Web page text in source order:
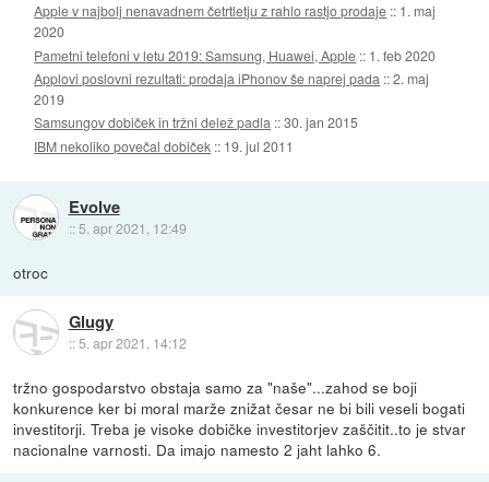
Apple v najbolj nenavadnem četrtletju z rahlo rastjo prodaje :: 1. maj
2020
Pametni telefoni v letu 2019: Samsung, Huawei, Apple :: 1. feb 2020
Applovi poslovni rezultati: prodaja iPhonov še naprej pada ::2. maj
2019
Samsungov dobiček in tržni delež padla ::30. jan 2015
IBM nekoliko povečal dobiček :: 19. jul 2011
Evolve
:: 5. apr 2021, 12:49
otroc
Glugy
::5. apr 2021, 14:12
tržno gospodarstvo obstaja samo za "naše"...zahod se boji
konkurence ker bi moral marže znižat česar ne bi bili veseli bogati
investitorji. Treba je visoke dobičke investitorjev zaščitit..to je stvar
nacionalne varnosti. Da imajo namesto 2 jaht lahko 6.